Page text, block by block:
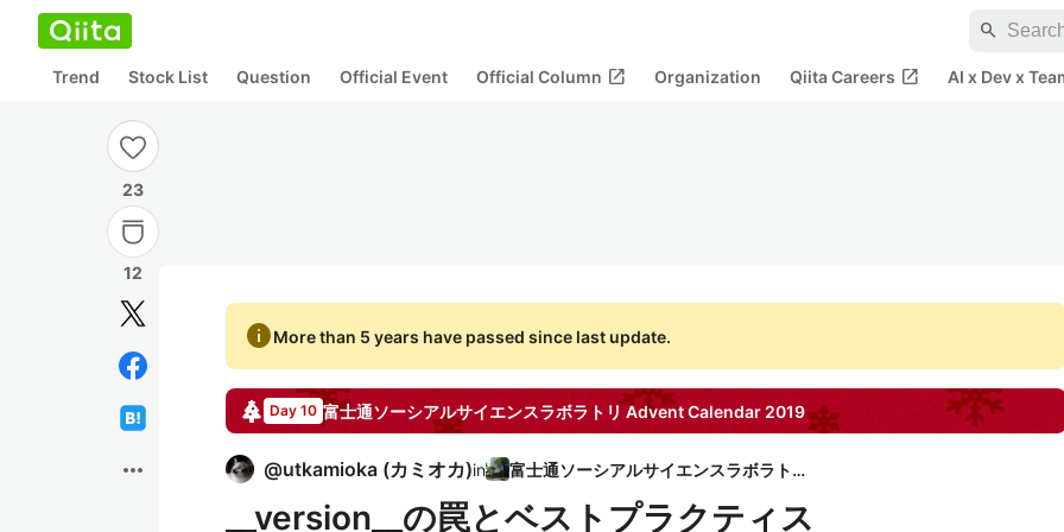
search
Trend Stock List Question Official Event Official Column open_in_new Organization Qiita Careers open_in_new AI x Dev x
23
12
more_horiz
infoMore than 5 years have passed since last update.
Day 10 富士通ソーシアルサイエンスラボラトリAdvent Calendar 2019
@utkamioka (カミオカ)in 富士通ソーシアルサイエンスラボラトリ
__version__の罠とベストプラクティス